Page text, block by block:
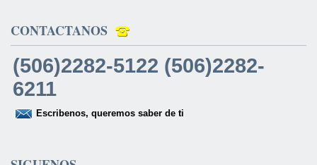
CONTACTANOS
(506)2282-5122 (506)2282-
6211
Escribenos, queremos saber de ti